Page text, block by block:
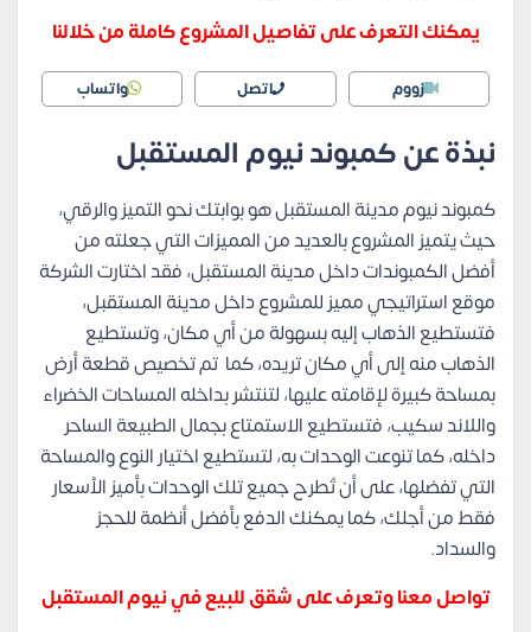
يمكنك التعرف على تفاصيل المشروع كاملة من خلالنا
زووم اتصل واتساب
نبذة عن كمبوند نيوم المستقبل
كمبوند نيوم مدينة المستقبل هو بوابتك نحو التميز والرقي،
حيث يتميز المشروع بالعديد من المميزات التي جعلته من
أفضل الكمبوندات داخل مدينة المستقبل، فقد اختارت الشركة
موقع استراتيجي مميز للمشروع داخل مدينة المستقبل،
فتستطيع الذهاب إليه بسهولة من أي مكان، وتستطيع
الذهاب منه إلى أي مكان تريده، كما تم تخصيص قطعة أرض
بمساحة كبيرة لإقامته عليها، لتنتشر بداخله المساحات الخضراء
واللاند سكيب، فتستطيع الاستمتاع بجمال الطبيعة الساحر
داخله، كما تنوعت الوحدات به، لتستطيع اختيار النوع والمساحة
التي تفضلها، على أن تُطرح جميع تلك الوحدات بأميز الأسعار
فقط من أجلك، كما يمكنك الدفع بأفضل أنظمة للحجز
والسداد.
تواصل معنا وتعرف علىشقق للبيع في نيوم المستقبل